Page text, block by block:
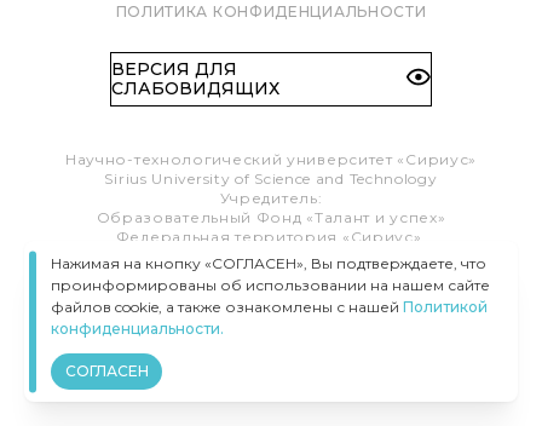
ПОЛИТИКА КОНФИДЕНЦИАЛЬНОСТИ
ВЕРСИЯ ДЛЯ
СЛАБОВИДЯЩИХ
Научно-технологический университет «Сириус»
Sirius University of Science and Technology
Учредитель:
Образовательный Фонд «Талант и успех»
Федеральная территория «Сириус»,
Олимпийский пр-т, 1
Тел.:8 (800) 100 41 55
info@siriusuniversity.ru
ВСЕ ПРАВА ЗАЩИЩЕНЫ © УНИВЕРСИТЕТ «СИРИУС», 2020–
Нажимая на кнопку «СОГЛАСЕН», Вы подтверждаете, что
проинформированы об использовании на нашем сайте
файлов cookie, а также ознакомлены с нашей Политикой
конфиденциальности.
СОГЛАСЕН